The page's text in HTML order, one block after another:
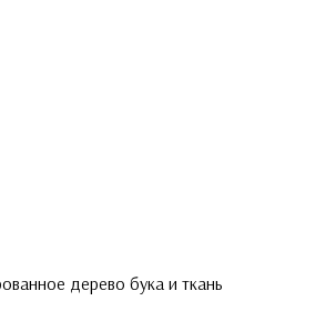
дерево бука и ткань